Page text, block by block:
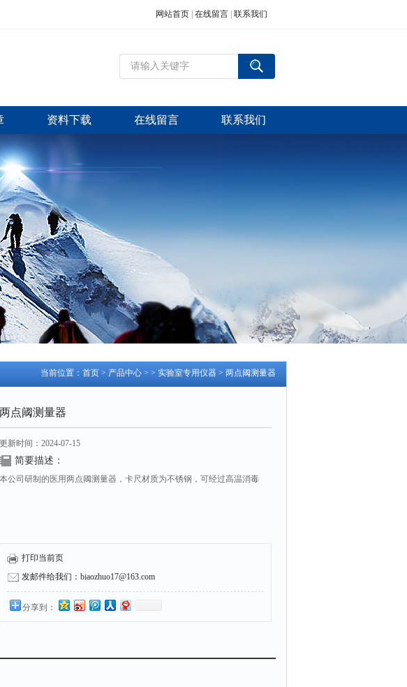
网站首页 在线留言 联系我们
资料下载 在线留言 联系我们
当前位置： 首页 > 产品中心 > > 实验室专用仪器 > 两点阈测量器
两点阈测量器
更新时间：2024-07-15
简要描述：
本公司研制的医用两点阈测量器，卡尺材质为不锈钢，可经过高温消毒
打印当前页
发邮件给我们：biaozhuo17@163.com
分享到：